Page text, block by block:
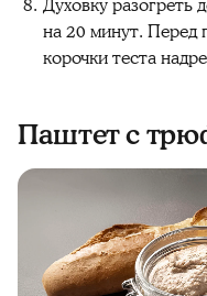
Духовку разогреть
на 20 минут. Перед
корочки теста
Паштет с